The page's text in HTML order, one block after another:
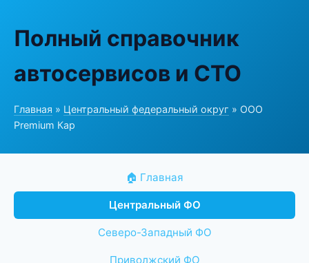
Полный справочник
автосервисов и СТО
Главная » Центральный федеральный округ » ООО
Premium Кар
🏠 Главная
Центральный ФО
Северо-Западный ФО
Приволжский ФО